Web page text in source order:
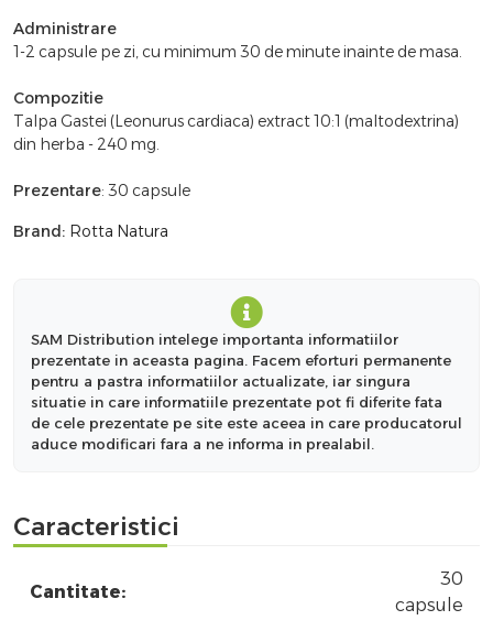
Administrare
1-2 capsule pe zi, cu minimum 30 de minute inainte de masa.
Compozitie
Talpa Gastei (Leonurus cardiaca) extract 10:1 (maltodextrina)
din herba - 240 mg.
Prezentare: 30 capsule
Brand: Rotta Natura
SAM Distribution intelege importanta informatiilor
prezentate in aceasta pagina. Facem eforturi permanente
pentru a pastra informatiilor actualizate, iar singura
situatie in care informatiile prezentate pot fi diferite fata
de cele prezentate pe site este aceea in care producatorul
aduce modificari fara a ne informa in prealabil.
Caracteristici
Cantitate:
30
capsule